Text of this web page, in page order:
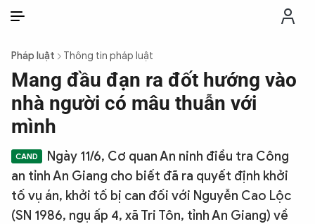
THỜI SỰ
CHỐNG DIỄN BIẾN HÒA BÌNH
CÔNG AN TRONG LÒNG DÂN
XÃ HỘI
Pháp luật Thông tin pháp luật
Mang đầu đạn ra đốt hướng vào
nhà người có mâu thuẫn với
mình
Ngày 11/6, Cơ quan An ninh điều tra Công
an tỉnh An Giang cho biết đã ra quyết định khởi
tố vụ án, khởi tố bị can đối với Nguyễn Cao Lộc
(SN 1986, ngụ ấp 4, xã Tri Tôn, tỉnh An Giang) về